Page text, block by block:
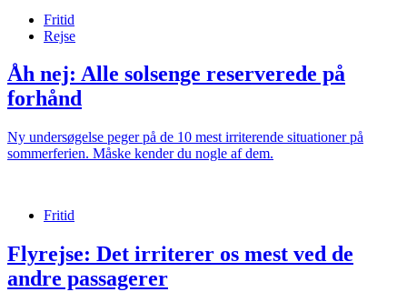
Fritid
Rejse
Åh nej: Alle solsenge reserverede på
forhånd
Ny undersøgelse peger på de 10 mest irriterende situationer på
sommerferien. Måske kender du nogle af dem.
Fritid
Flyrejse: Det irriterer os mest ved de
andre passagerer